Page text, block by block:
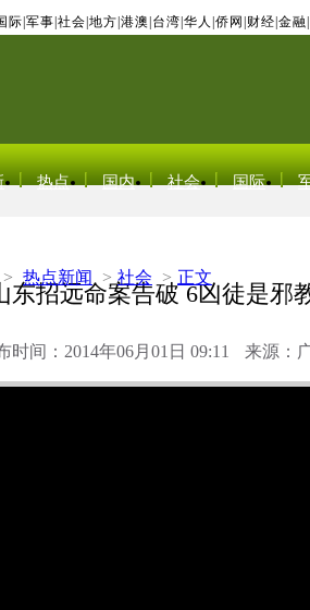
际 军事 社会 地方 港澳 台湾 华人 侨网 财经 金融
热点 国内 社会 国际
> 热点新闻 > 社会 > 正文
东招远命案告破 6凶徒是邪
时间：2014年06月01日 09:11 来源：